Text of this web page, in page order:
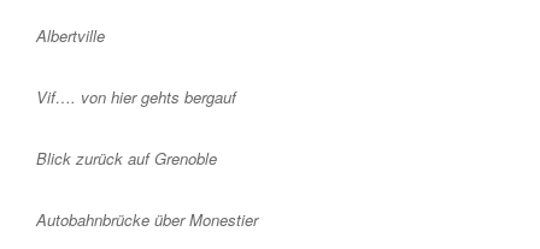
Albertville
Vif…. von hier gehts bergauf
Blick zurück auf Grenoble
Autobahnbrücke über Monestier